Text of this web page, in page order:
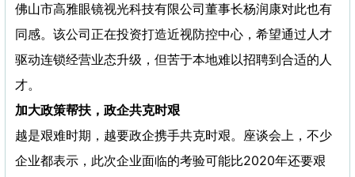
佛山市高雅眼镜视光科技有限公司董事长杨润康对此也有
同感。该公司正在投资打造近视防控中心，希望通过人才
驱动连锁经营业态升级，但苦于本地难以招聘到合适的人
才。
加大政策帮扶，政企共克时艰
越是艰难时期，越要政企携手共克时艰。座谈会上，不少
企业都表示，此次企业面临的考验可能比2020年还要艰